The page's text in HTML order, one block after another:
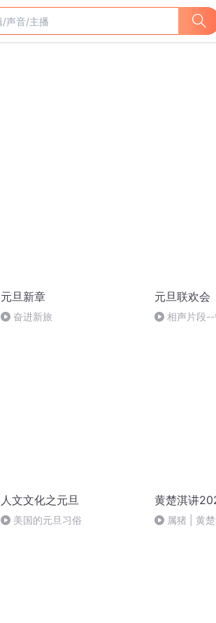
元旦新章
奋进新旅
元旦联欢会
相声片段
人文文化之元旦
美国的元旦习俗
黄楚淇讲
属猪 | 黄